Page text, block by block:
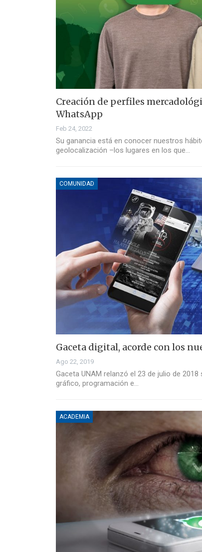
Creación de perfiles
WhatsApp
Feb 24, 2022
Su ganancia está en conocer nuestros
geolocalización –los lugares en los que…
COMUNIDAD
Gaceta digital, acorde con los
Ago 22, 2019
Gaceta UNAM relanzó el 23 de julio de
gráfico, programación e…
ACADEMIA